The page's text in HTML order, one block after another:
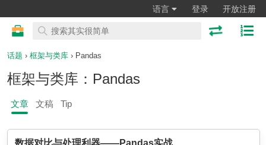
语言 登录 开放注册
话题 › 框架与类库 › Pandas
框架与类库：Pandas
文章 文稿 Tip
数据对比与处理利器——Pandas实战